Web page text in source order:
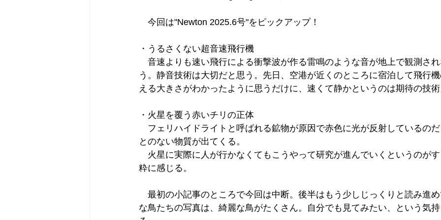
今回は"Newton 2025.6号"をピックアップ！
・うるさくない超音速飛行機
音速よりも速い飛行による衝撃波が作る雷鳴のような音が地上で観測さ
う。静音技術は大切だと思う。先日、空港が近くのところに宿泊して飛行
える大きさがわかったように思うだけに、速くて静かというのは期待の技
・火星を覆う赤いチリの正体
フェリハイドライトと呼ばれる鉱物が原因で赤色に光が反射しているの
とのない物質が出てくる。
火星に実際に人が行かなくてもこうやって研究が進んでいくというのが
粋に感じる。
最初の小記事のところで今回は中断。後半はもう少しじっくりと読み進
な鳥たちの写真は、綺麗な鳥がたくさん。自分でも見てみたい、という気